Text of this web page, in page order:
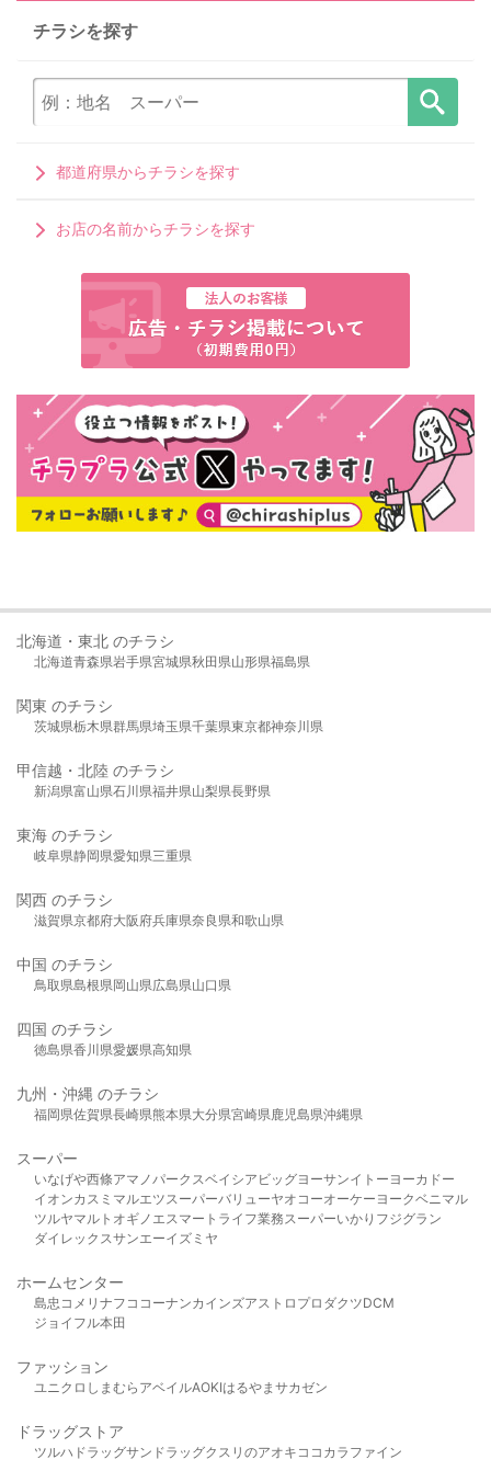
チラシを探す
都道府県からチラシを探す
お店の名前からチラシを探す
北海道・東北 のチラシ
北海道青森県岩手県宮城県秋田県山形県福島県
関東 のチラシ
茨城県栃木県群馬県埼玉県千葉県東京都神奈川県
甲信越・北陸 のチラシ
新潟県富山県石川県福井県山梨県長野県
東海 のチラシ
岐阜県静岡県愛知県三重県
関西 のチラシ
滋賀県京都府大阪府兵庫県奈良県和歌山県
中国 のチラシ
鳥取県島根県岡山県広島県山口県
四国 のチラシ
徳島県香川県愛媛県高知県
九州・沖縄 のチラシ
福岡県佐賀県長崎県熊本県大分県宮崎県鹿児島県沖縄県
スーパー
いなげや西條アマノパークスベイシア ビッグヨーサンイトーヨーカドー
イオンカスミ マルエツスーパーバリューヤオコーオーケー ヨークベニマル
ツルヤマルト オギノ エスマート ライフ業務スーパーいかり フジグラン
ダイレックスサンエーイズミヤ
ホームセンター
島忠 コメリ ナフコ コーナンカインズアストロプロダクツDCM
ジョイフル本田
ファッション
ユニクロ しまむら アベイルAOKIはるやま サカゼン
ドラッグストア
ツルハドラッグサンドラッグクスリのアオキ ココカラファイン